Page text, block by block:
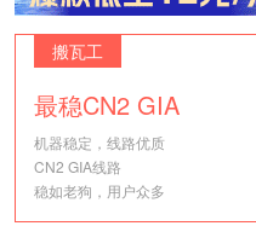
搬瓦工
最稳CN2 GIA
机器稳定，线路优质
CN2 GIA线路
稳如老狗，用户众多